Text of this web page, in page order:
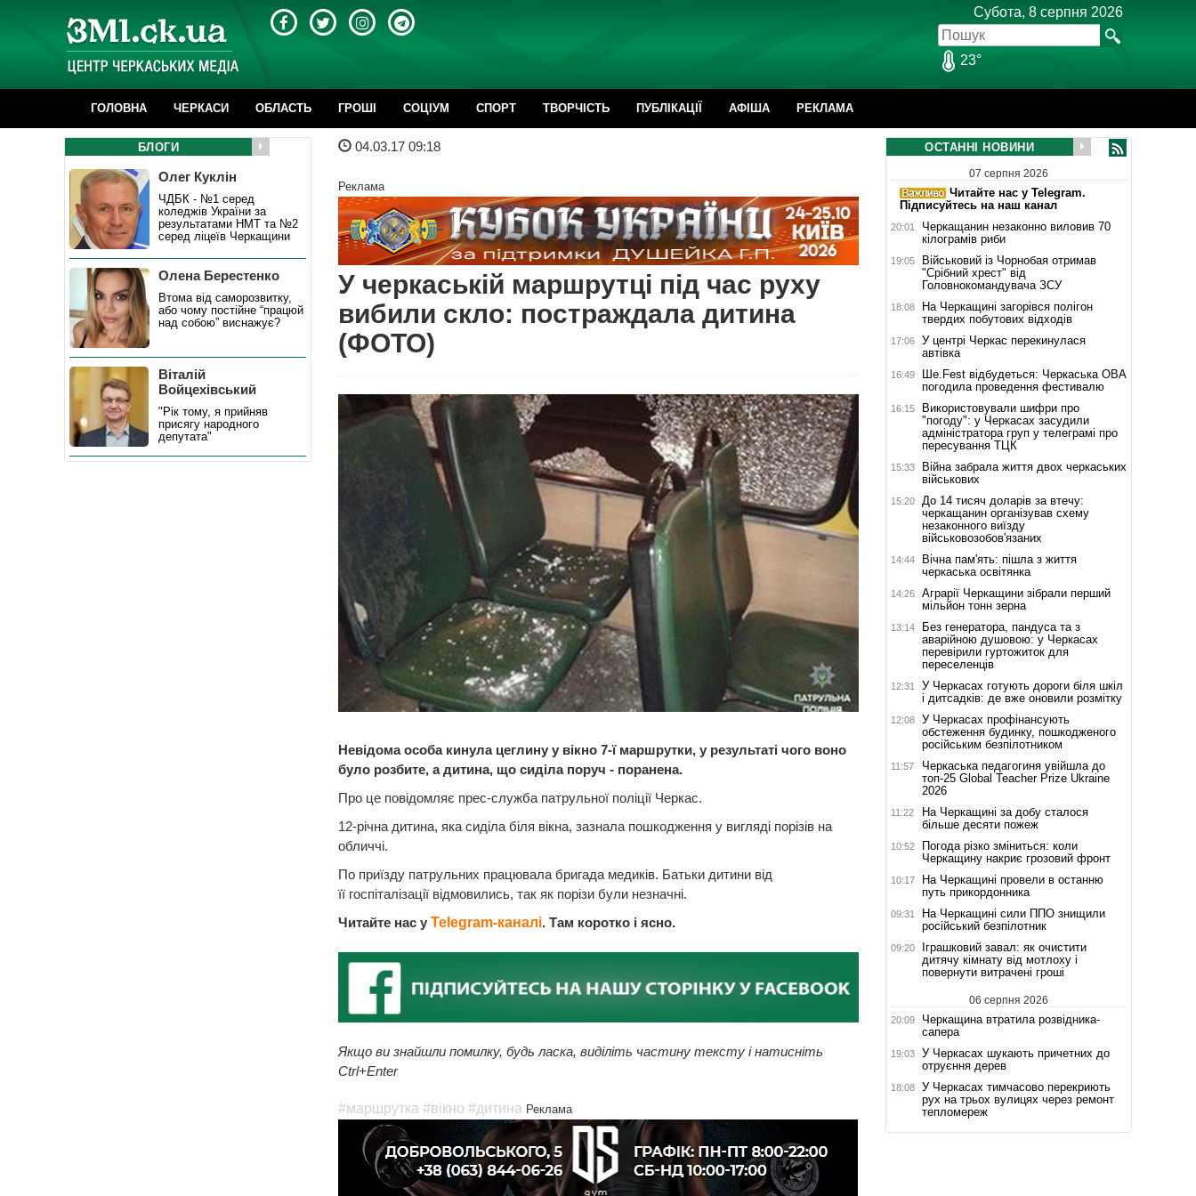
Субота, 8 серпня 2026
23°
ГОЛОВНА ЧЕРКАСИ ОБЛАСТЬ ГРОШІ CОЦІУМ СПОРТ ТВОРЧІСТЬ ПУБЛІКАЦІЇ АФІША РЕКЛАМА
04.03.17 09:18
Реклама
У черкаській маршрутці під час руху
вибили скло: постраждала дитина
(ФОТО)
Невідома особа кинула цеглину у вікно 7-ї маршрутки, у результаті чого воно
було розбите, а дитина, що сиділа поруч - поранена.
Про це повідомляє прес-служба патрульної поліції Черкас.
12-річна дитина, яка сиділа біля вікна, зазнала пошкодження у вигляді порізів на
обличчі.
По приїзду патрульних працювала бригада медиків. Батьки дитини від
її госпіталізації відмовились, так як порізи були незначні.
Читайте нас у Telegram-каналі. Там коротко і ясно.
Якщо ви знайшли помилку, будь ласка, виділіть частину тексту і натисніть
Ctrl+Enter
#маршрутка #вікно #дитина Реклама
БЛОГИ
Олег Куклін
ЧДБК - №1 серед
коледжів України за
результатами НМТ та №2
серед ліцеїв Черкащини
Олена Берестенко
Втома від саморозвитку,
або чому постійне “працюй
над собою” виснажує?
Віталій
Войцехівський
"Рік тому, я прийняв
присягу народного
депутата"
ОСТАННІ НОВИНИ
07 серпня 2026
Читайте нас у Telegram.
Підписуйтесь на наш канал
20:01
Черкащанин незаконно виловив 70
кілограмів риби
19:05
Військовий із Чорнобая отримав
"Срібний хрест" від
Головнокомандувача ЗСУ
18:08
На Черкащині загорівся полігон
твердих побутових відходів
17:06
У центрі Черкас перекинулася
автівка
16:49
Ше.Fest відбудеться: Черкаська ОВА
погодила проведення фестивалю
16:15
Використовували шифри про
"погоду": у Черкасах засудили
адміністратора груп у телеграмі про
пересування ТЦК
15:33
Війна забрала життя двох черкаських
військових
15:20
До 14 тисяч доларів за втечу:
черкащанин організував схему
незаконного виїзду
військовозобов'язаних
14:44
Вічна пам'ять: пішла з життя
черкаська освітянка
14:26
Аграрії Черкащини зібрали перший
мільйон тонн зерна
13:14
Без генератора, пандуса та з
аварійною душовою: у Черкасах
перевірили гуртожиток для
переселенців
12:31
У Черкасах готують дороги біля шкіл
і дитсадків: де вже оновили розмітку
12:08
У Черкасах профінансують
обстеження будинку, пошкодженого
російським безпілотником
11:57
Черкаська педагогиня увійшла до
топ-25 Global Teacher Prize Ukraine
2026
11:22
На Черкащині за добу сталося
більше десяти пожеж
10:52
Погода різко зміниться: коли
Черкащину накриє грозовий фронт
10:17
На Черкащині провели в останню
путь прикордонника
09:31
На Черкащині сили ППО знищили
російський безпілотник
09:20
Іграшковий завал: як очистити
дитячу кімнату від мотлоху і
повернути витрачені гроші
06 серпня 2026
20:09
Черкащина втратила розвідника-
сапера
19:03
У Черкасах шукають причетних до
отруєння дерев
18:08
У Черкасах тимчасово перекриють
рух на трьох вулицях через ремонт
тепломереж